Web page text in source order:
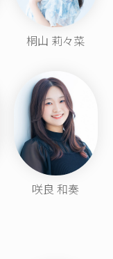
桐山 莉々菜
咲良 和奏